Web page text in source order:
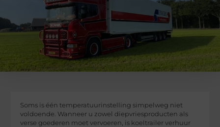
Soms is één temperatuurinstelling simpelweg niet
voldoende. Wanneer u zowel diepvriesproducten als
verse goederen moet vervoeren, is koeltrailer verhuur